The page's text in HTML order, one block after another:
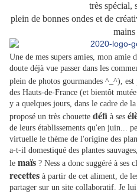
très spécial,
plein de bonnes ondes et de
Une de mes supers amies, mon amie
doute déjà vue passer dans les
plein de photos gourmandes ^_^), est
des Hauts-de-France (et bientôt
y a quelques jours, dans le cadre de
proposé un très chouette défi à ses
de leurs établissements qu'en juin...
virtuelle le thème de l'origine des
a-t-il domestiqué des plantes
le maïs ? Ness a donc suggéré à ses
recettes à partir de cet aliment, de
partager sur un site collaboratif. Je